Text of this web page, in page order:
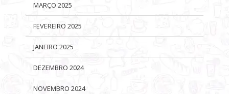
MARÇO 2025
FEVEREIRO 2025
JANEIRO 2025
DEZEMBRO 2024
NOVEMBRO 2024